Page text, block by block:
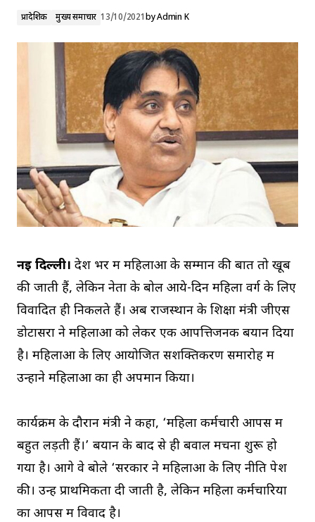
प्रादेशिक मुख्य समाचार 13/10/2021byAdmin K
नई दिल्ली। देश भर में महिलाओं के सम्मान की बातें तो खूब
की जाती हैं, लेकिन नेतों के बोल आये-दिन महिला वर्ग के लिए
विवादित ही निकलते हैं। अब राजस्थान के शिक्षा मंत्री जीएस
डोटासरा ने महिलाओं को लेकर एक आपत्तिजनक बयान दिया
है। महिलाओं के लिए आयोजित सशक्तिकरण समारोह में
उन्होंने महिलाओं का ही अपमान किया।
कार्यक्रम के दौरान मंत्री ने कहा, ‘महिला कर्मचारी आपस में
बहुत लड़ती हैं।’ बयान के बाद से ही बवाल मचना शुरू हो
गया है। आगे वे बोले ‘सरकार ने महिलाओं के लिए नीति पेश
की। उन्हें प्राथमिकता दी जाती है, लेकिन महिला कर्मचारियों
का आपस में विवाद है।